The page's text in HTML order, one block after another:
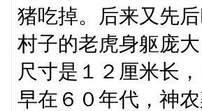
猪吃掉。后来又先
村子的老虎身躯庞
尺寸是１２厘米长
早在６０年代，神